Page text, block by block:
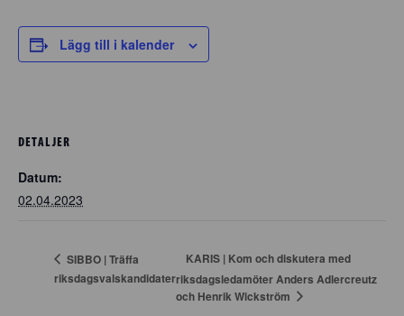
Lägg till i kalender
DETALJER
Datum:
02.04.2023
SIBBO | Träffa
riksdagsvalskandidater
KARIS | Kom och diskutera med
riksdagsledamöter Anders Adlercreutz
och Henrik Wickström